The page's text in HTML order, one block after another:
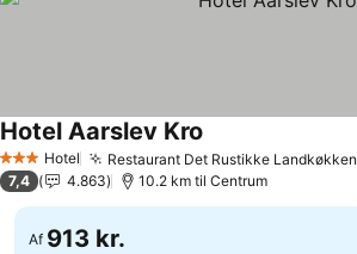
3 StjernerHotel Restaurant Det Rustikke Landkøkken
Hotel Aarslev Kro
7,4 4.863 10.2 km til Centrum
Af 913 kr.